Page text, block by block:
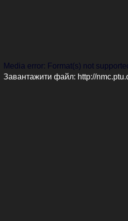
Відеопрогравач
Media error: Format(s) not
Завантажити файл: http://